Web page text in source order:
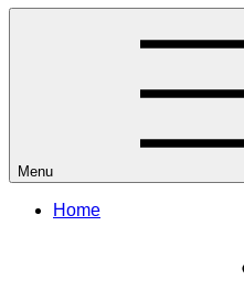
Menu
Home